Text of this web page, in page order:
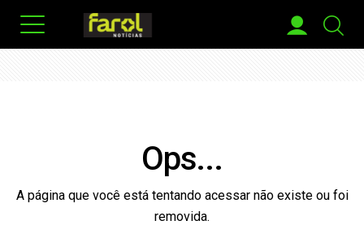
Ops...
A página que você está tentando acessar não existe ou foi
removida.